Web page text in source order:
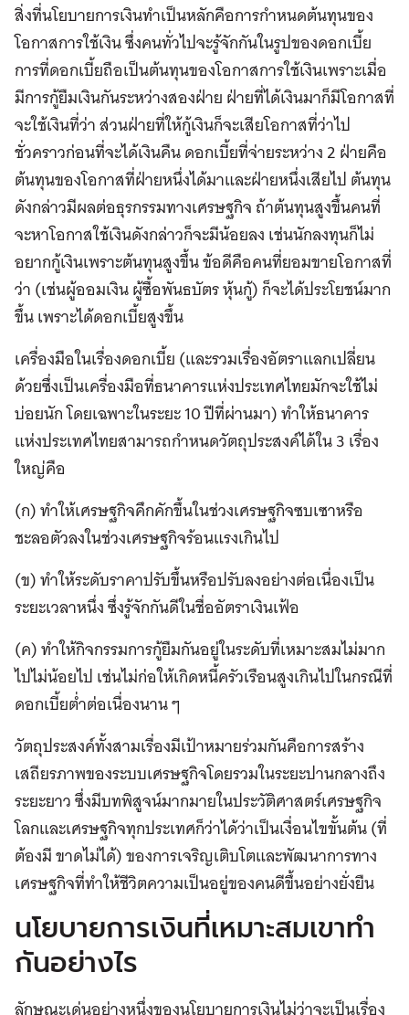
สิ่งที่นโยบายการเงินทำเป็นหลักคือการกำหนดต้นทุนของ
โอกาสการใช้เงิน ซึ่งคนทั่วไปจะรู้จักกันในรูปของดอกเบี้ย
การที่ดอกเบี้ยถือเป็นต้นทุนของโอกาสการใช้เงินเพราะเมื่อ
มีการกู้ยืมเงินกันระหว่างสองฝ่าย ฝ่ายที่ได้เงินมาก็มีโอกาสที่
จะใช้เงินที่ว่า ส่วนฝ่ายที่ให้กู้เงินก็จะเสียโอกาสที่ว่าไป
ชั่วคราวก่อนที่จะได้เงินคืน ดอกเบี้ยที่จ่ายระหว่าง 2 ฝ่ายคือ
ต้นทุนของโอกาสที่ฝ่ายหนึ่งได้มาและฝ่ายหนึ่งเสียไป ต้นทุน
ดังกล่าวมีผลต่อธุรกรรมทางเศรษฐกิจ ถ้าต้นทุนสูงขึ้นคนที่
จะหาโอกาสใช้เงินดังกล่าวก็จะมีน้อยลง เช่นนักลงทุนก็ไม่
อยากกู้เงินเพราะต้นทุนสูงขึ้น ข้อดีคือคนที่ยอมขายโอกาสที่
ว่า (เช่นผู้ออมเงิน ผู้ซื้อพันธบัตร หุ้นกู้) ก็จะได้ประโยชน์มาก
ขึ้น เพราะได้ดอกเบี้ยสูงขึ้น
เครื่องมือในเรื่องดอกเบี้ย (และรวมเรื่องอัตราแลกเปลี่ยน
ด้วยซึ่งเป็นเครื่องมือที่ธนาคารแห่งประเทศไทยมักจะใช้ไม่
บ่อยนัก โดยเฉพาะในระยะ 10 ปีที่ผ่านมา) ทำให้ธนาคาร
แห่งประเทศไทยสามารถกำหนดวัตถุประสงค์ได้ใน 3 เรื่อง
ใหญ่คือ
(ก) ทำให้เศรษฐกิจคึกคักขึ้นในช่วงเศรษฐกิจซบเซาหรือ
ชะลอตัวลงในช่วงเศรษฐกิจร้อนแรงเกินไป
(ข) ทำให้ระดับราคาปรับขึ้นหรือปรับลงอย่างต่อเนื่องเป็น
ระยะเวลาหนึ่ง ซึ่งรู้จักกันดีในชื่ออัตราเงินเฟ้อ
(ค) ทำให้กิจกรรมการกู้ยืมกันอยู่ในระดับที่เหมาะสมไม่มาก
ไปไม่น้อยไป เช่นไม่ก่อให้เกิดหนี้ครัวเรือนสูงเกินไปในกรณีที่
ดอกเบี้ยต่ำต่อเนื่องนาน ๆ
วัตถุประสงค์ทั้งสามเรื่องมีเป้าหมายร่วมกันคือการสร้าง
เสถียรภาพของระบบเศรษฐกิจโดยรวมในระยะปานกลางถึง
ระยะยาว ซึ่งมีบทพิสูจน์มากมายในประวัติศาสตร์เศรษฐกิจ
โลกและเศรษฐกิจทุกประเทศก็ว่าได้ว่าเป็นเงื่อนไขขั้นต้น (ที่
ต้องมี ขาดไม่ได้) ของการเจริญเติบโตและพัฒนาการทาง
เศรษฐกิจที่ทำให้ชีวิตความเป็นอยู่ของคนดีขึ้นอย่างยั่งยืน
นโยบายการเงินที่เหมาะสมเขาทำ
กันอย่างไร
ลักษณะเด่นอย่างหนึ่งของนโยบายการเงินไม่ว่าจะเป็นเรื่อง